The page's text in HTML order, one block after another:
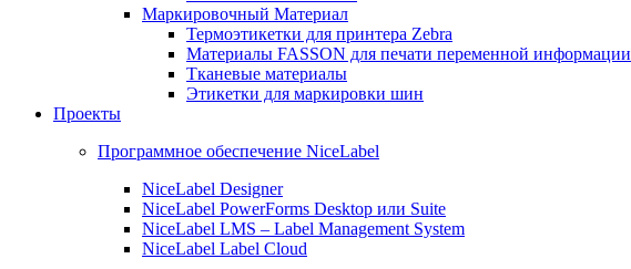
Маркировочный Материал
Термоэтикетки для принтера Zebra
Материалы FASSON для печати переменной информации
Тканевые материалы
Этикетки для маркировки шин
Проекты
Программное обеспечение NiceLabel
NiceLabel Designer
NiceLabel PowerForms Desktop или Suite
NiceLabel LMS – Label Management System
NiceLabel Label Cloud